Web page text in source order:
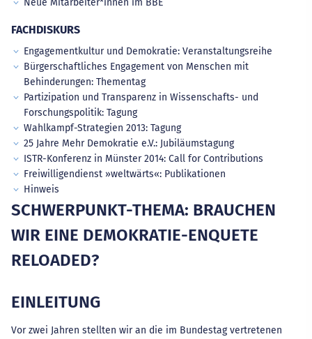
Neue Mitarbeiter*innen im BBE
FACHDISKURS
Engagementkultur und Demokratie: Veranstaltungsreihe
Bürgerschaftliches Engagement von Menschen mit
Behinderungen: Thementag
Partizipation und Transparenz in Wissenschafts- und
Forschungspolitik: Tagung
Wahlkampf-Strategien 2013: Tagung
25 Jahre Mehr Demokratie e.V.: Jubiläumstagung
ISTR-Konferenz in Münster 2014: Call for Contributions
Freiwilligendienst »weltwärts«: Publikationen
Hinweis
SCHWERPUNKT-THEMA: BRAUCHEN
WIR EINE DEMOKRATIE-ENQUETE
RELOADED?
EINLEITUNG
Vor zwei Jahren stellten wir an die im Bundestag vertretenen